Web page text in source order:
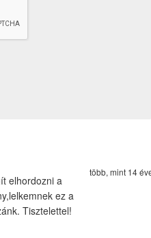
több, mint 14
elhordozni a
ez a
Tisztelettel!